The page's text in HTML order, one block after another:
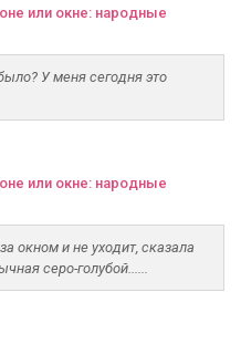
или окне: народные
У меня сегодня это
или окне: народные
окном и не уходит, сказала
серо-голубой......